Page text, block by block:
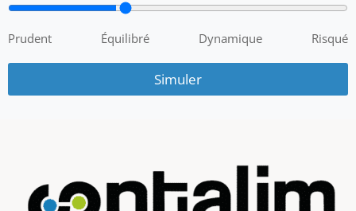
Prudent Équilibré Dynamique Risqué
Simuler